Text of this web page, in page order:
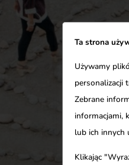
Ta strona
Używamy
personalizacji
Zebrane
informacjami,
lub ich innych
Klikając